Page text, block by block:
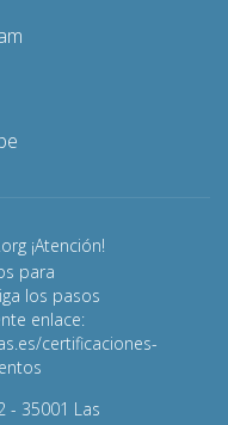
¡Atención!
para
los pasos
enlace:
certificaciones-
- 35001 Las